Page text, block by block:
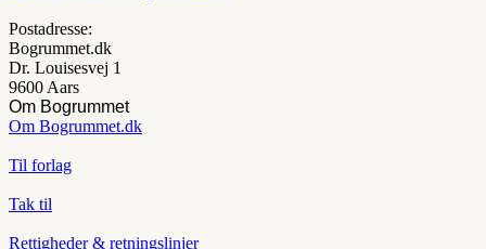
Postadresse:
Bogrummet.dk
Dr. Louisesvej 1
9600 Aars
Om Bogrummet
Om Bogrummet.dk
Til forlag
Tak til
Rettigheder & retningslinjer